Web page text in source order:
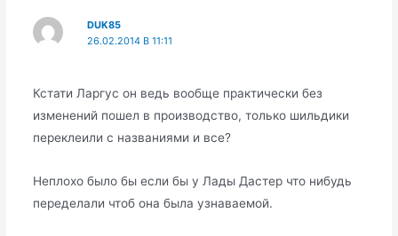
DUK85
26.02.2014 В 11:11
Кстати Ларгус он ведь вообще практически без
изменений пошел в производство, только шильдики
переклеили с названиями и все?
Неплохо было бы если бы у Лады Дастер что нибудь
переделали чтоб она была узнаваемой.